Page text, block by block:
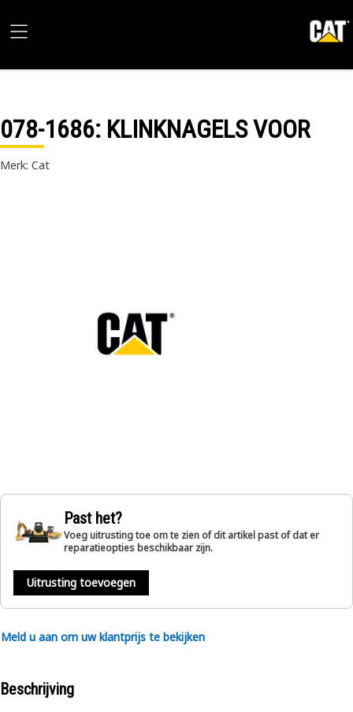
078-1686: KLINKNAGELS VOOR
Merk: Cat
Past het?
Voeg uitrusting toe om te zien of dit artikel past of dat er
reparatieopties beschikbaar zijn.
Uitrusting toevoegen
Meld u aan om uw klantprijs te bekijken
Beschrijving